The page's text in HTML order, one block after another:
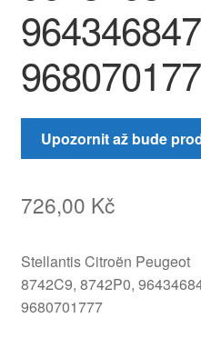
Upozornit až bude
726,00 Kč
Stellantis Citroën Peugeot
8742C9, 8742P0,
9680701777